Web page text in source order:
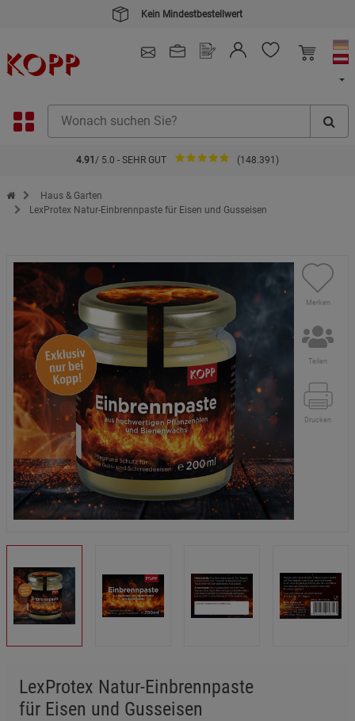
Kein Mindestbestellwert
4.91 / 5.0 - SEHR GUT (148.391)
Zur Startseite des Kopp Verlag Online-Shop
Haus & Garten
LexProtex Natur-Einbrennpaste für Eisen und Gusseisen
Merken
Teilen
Drucken
LexProtex Natur-Einbrennpaste
für Eisen und Gusseisen